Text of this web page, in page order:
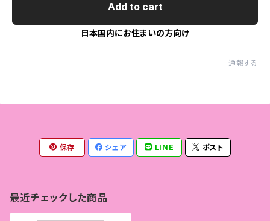
Add to cart
日本国内にお住まいの方向け
通報する
保存 シェア LINE ポスト
最近チェックした商品